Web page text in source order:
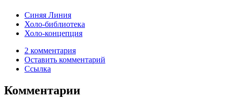
Синяя Линия
Холо-библиотека
Холо-концепция
2 комментария
Оставить комментарий
Ссылка
Комментарии